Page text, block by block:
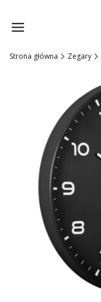
Strona główna Zegary